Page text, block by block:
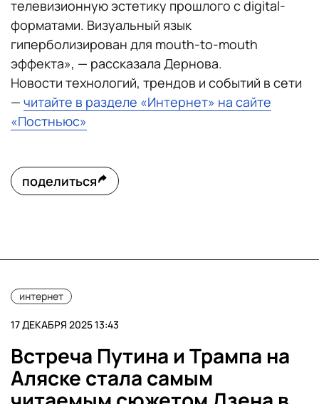
телевизионную эстетику прошлого с digital-
форматами. Визуальный язык
гиперболизирован для mouth-to-mouth
эффекта», — рассказала Дернова.
Новости технологий, трендов и событий в сети
— читайте в разделе «Интернет» на сайте
«Постньюс»
поделиться
интернет
17 ДЕКАБРЯ 2025 13:43
Встреча Путина и Трампа на
Аляске стала самым